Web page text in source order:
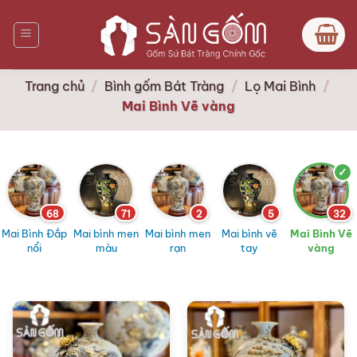
qua
nội
dung
Trang chủ / Bình gốm Bát Tràng / Lọ Mai Bình /
Mai Bình Vẽ vàng
68
Mai Bình Đắp
nổi
71
Mai bình men
màu
2
Mai bình men
rạn
5
Mai bình vẽ
tay
32
Mai Bình Vẽ
vàng